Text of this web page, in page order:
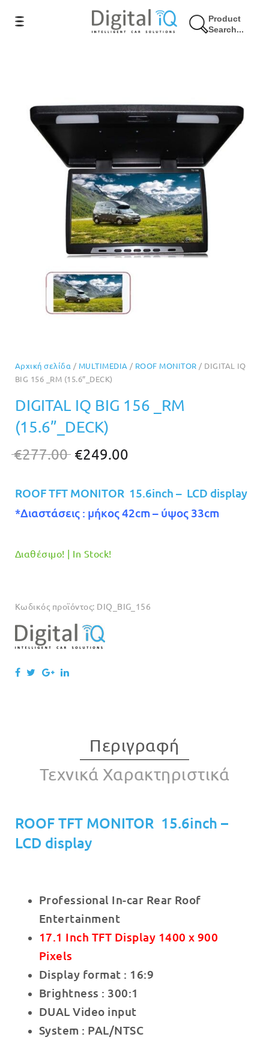
Product
Search...
10% Έκπτωση
Αρχική σελίδα / MULTIMEDIA / ROOF MONITOR / DIGITAL IQ
BIG 156 _RM (15.6”_DECK)
DIGITAL IQ BIG 156 _RM
(15.6”_DECK)
€277.00 Original
was:
€277.00.
€249.00
τιμή
είναι:
ROOF TFT MONITOR 15.6inch – LCD display
*Διαστάσεις : μήκος 42cm – ύψος 33cm
Διαθέσιμο! | In Stock!
Κωδικός προϊόντος: DIQ_BIG_156
Περιγραφή
Τεχνικά Χαρακτηριστικά
ROOF TFT MONITOR 15.6inch –
LCD display
Professional In-car Rear Roof
Entertainment
17.1 Inch TFT Display 1400 x 900
Pixels
Display format : 16:9
Brightness : 300:1
DUAL Video input
System : PAL/NTSC